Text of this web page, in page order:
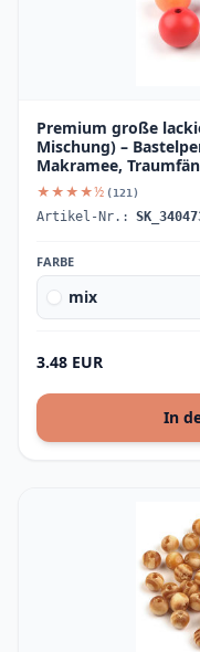
Premium große
Mischung) –
Makramee,
★★★★½ (121)
Artikel-Nr.:
FARBE
mix
3.48 EUR
In